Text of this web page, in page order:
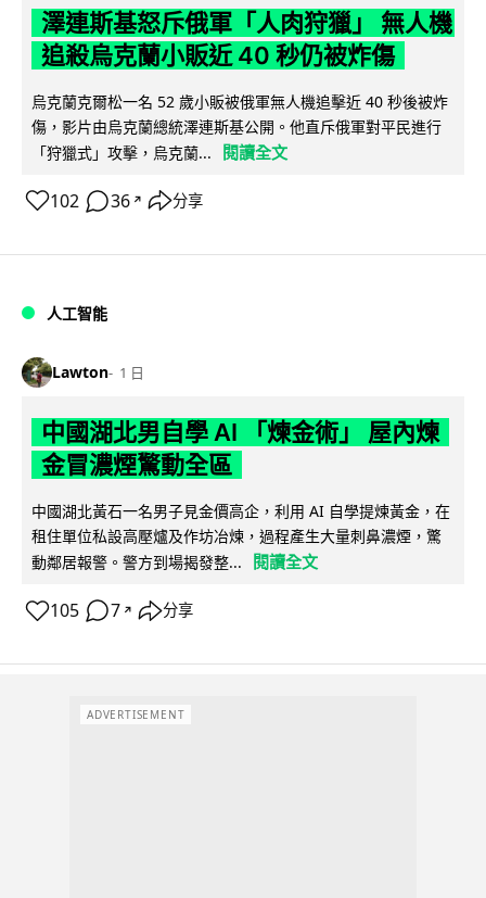
澤連斯基怒斥俄軍「人肉狩獵」 無人機
追殺烏克蘭小販近 40 秒仍被炸傷
烏克蘭克爾松一名 52 歲小販被俄軍無人機追擊近 40 秒後被炸
傷，影片由烏克蘭總統澤連斯基公開。他直斥俄軍對平民進行
「狩獵式」攻擊，烏克蘭...
閱讀全文
102 36 ↗ 分享
人工智能
Lawton 1 日
中國湖北男自學 AI 「煉金術」 屋內煉
金冒濃煙驚動全區
中國湖北黃石一名男子見金價高企，利用 AI 自學提煉黃金，在
租住單位私設高壓爐及作坊冶煉，過程產生大量刺鼻濃煙，驚
動鄰居報警。警方到場揭發整...
閱讀全文
105 7 ↗ 分享
ADVERTISEMENT